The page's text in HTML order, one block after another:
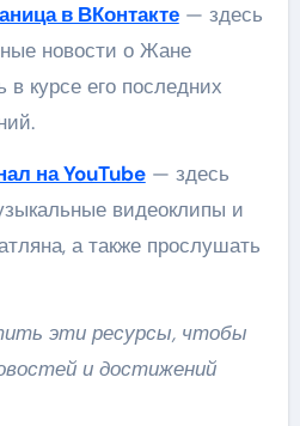
в ВКонтакте— здесь
новости о Жане
в курсе его последних
на YouTube— здесь
видеоклипы и
а также прослушать
эти ресурсы, чтобы
и достижений